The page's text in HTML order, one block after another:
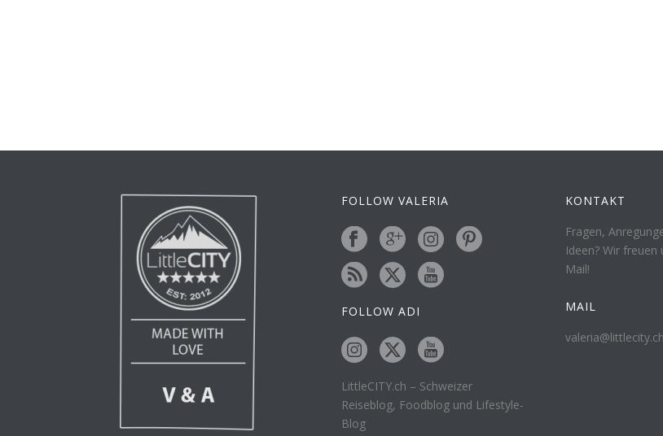
FOLLOW VALERIA
FOLLOW ADI
LittleCITY.ch – Schweizer
Reiseblog, Foodblog und Lifestyle-
Blog
KONTAKT
Fragen,
Ideen? Wir freuen
Mail!
MAIL
valeria@littlecity.ch